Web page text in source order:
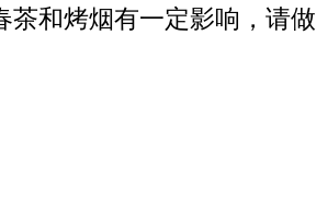
茶和烤烟有一定影响，请